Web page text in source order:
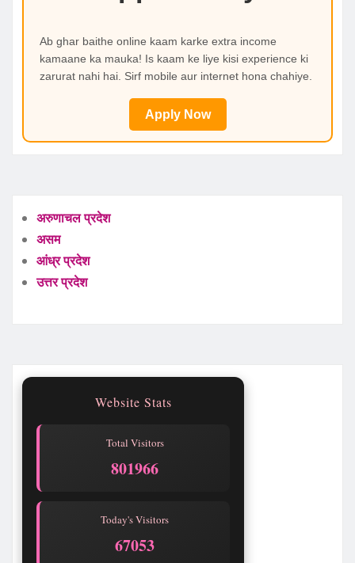
Ab ghar baithe online kaam karke extra income
kamaane ka mauka! Is kaam ke liye kisi experience ki
zarurat nahi hai. Sirf mobile aur internet hona chahiye.
Apply Now
अरुणाचल प्रदेश
असम
आंध्र प्रदेश
उत्तर प्रदेश
Website Stats
Total Visitors
801967
Today's Visitors
67054